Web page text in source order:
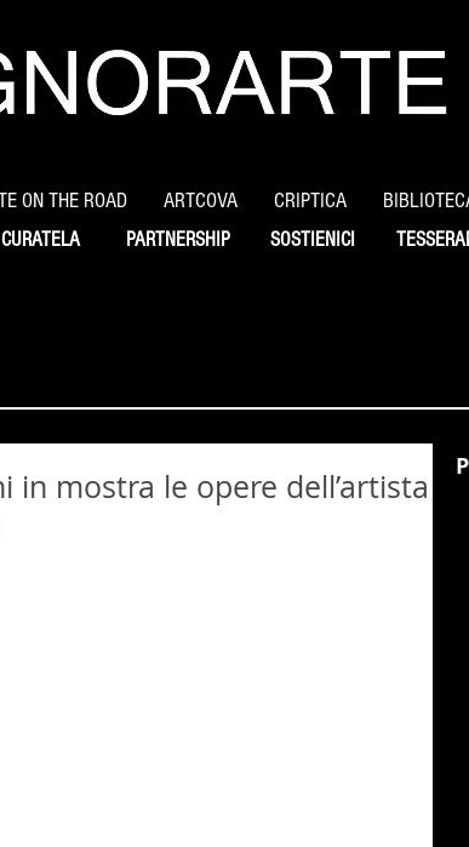
ON THE ROAD ARTCOVA CRIPTICA
CURATELA PARTNERSHIP SOSTIENICI
in mostra le opere dell’artista